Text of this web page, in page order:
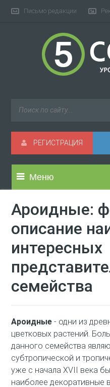
Письмо редакции
РЕГИСТРАЦИЯ
Меню
Ароидные:
описание
интересных
семейства
Ароидные - одни из
цветковых растений.
данного семейства
субтропической и
уже с начала XVII века
наиболее декоративные